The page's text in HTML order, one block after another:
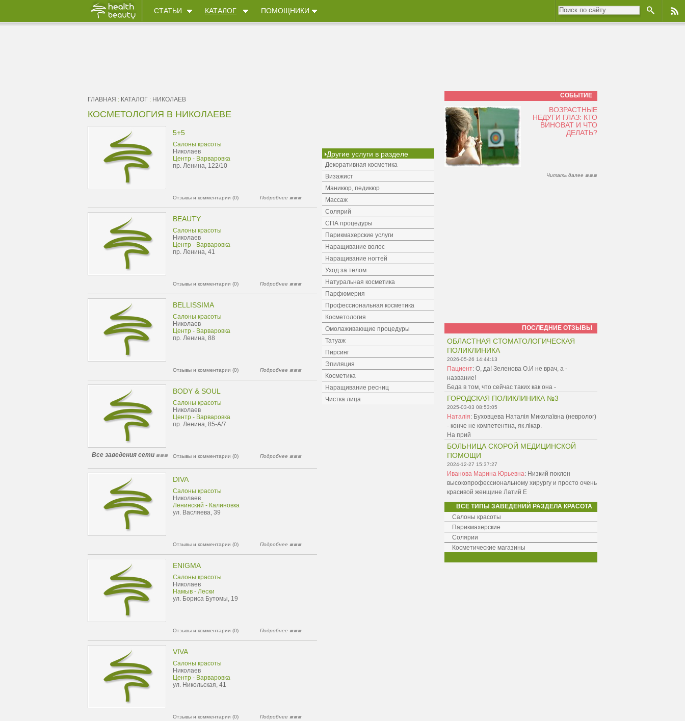
СТАТЬИ КАТАЛОГ ПОМОЩНИКИ
ГЛАВНАЯ : КАТАЛОГ : НИКОЛАЕВ
КОСМЕТОЛОГИЯ В НИКОЛАЕВЕ
5+5
Салоны красоты
Николаев
Центр - Варваровка
пр. Ленина, 122/10
Отзывы и комментарии (0) Подробнее
BEAUTY
Салоны красоты
Николаев
Центр - Варваровка
пр. Ленина, 41
Отзывы и комментарии (0) Подробнее
BELLISSIMA
Салоны красоты
Николаев
Центр - Варваровка
пр. Ленина, 88
Отзывы и комментарии (0) Подробнее
BODY & SOUL
Салоны красоты
Николаев
Центр - Варваровка
пр. Ленина, 85-А/7
Все заведения сети Отзывы и комментарии (0) Подробнее
DIVA
Салоны красоты
Николаев
Ленинский - Калиновка
ул. Васляева, 39
Отзывы и комментарии (0) Подробнее
ENIGMA
Салоны красоты
Николаев
Намыв - Лески
ул. Бориса Бутомы, 19
Отзывы и комментарии (0) Подробнее
VIVA
Салоны красоты
Николаев
Центр - Варваровка
ул. Никольская, 41
Отзывы и комментарии (0) Подробнее
Другие услуги в разделе
Декоративная косметика
Визажист
Маникюр, педикюр
Массаж
Солярий
СПА процедуры
Парикмахерские услуги
Наращивание волос
Наращивание ногтей
Уход за телом
Натуральная косметика
Парфюмерия
Профессиональная косметика
Косметология
Омолаживающие процедуры
Татуаж
Пирсинг
Эпиляция
Косметика
Наращивание ресниц
Чистка лица
СОБЫТИЕ
ВОЗРАСТНЫЕ
НЕДУГИ ГЛАЗ: КТО
ВИНОВАТ И ЧТО
ДЕЛАТЬ?
Читать далее
ПОСЛЕДНИЕ ОТЗЫВЫ
ОБЛАСТНАЯ СТОМАТОЛОГИЧЕСКАЯ
ПОЛИКЛИНИКА
2026-05-26 14:44:13
Пациент: О, да! Зеленова О.И не врач, а -
название!
Беда в том, что сейчас таких как она -
ГОРОДСКАЯ ПОЛИКЛИНИКА №3
2025-03-03 08:53:05
Наталія: Буховцева Наталія Миколаївна (невролог)
- конче не компетентна, як лікар.
На прий
БОЛЬНИЦА СКОРОЙ МЕДИЦИНСКОЙ
ПОМОЩИ
2024-12-27 15:37:27
Иванова Марина Юрьевна: Низкий поклон
высокопрофессиональному хирургу и просто очень
красивой женщине Латий Е
ВСЕ ТИПЫ ЗАВЕДЕНИЙ РАЗДЕЛА КРАСОТА
Салоны красоты
Парикмахерские
Солярии
Косметические магазины